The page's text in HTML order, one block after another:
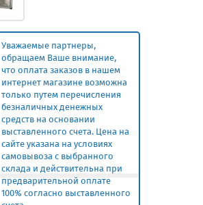
Уважаемые партнеры,
обращаем Ваше внимание,
что оплата заказов в нашем
интернет магазине возможна
только путем перечисления
безналичных денежных
средств на основании
выставленного счета. Цена на
сайте указана на условиях
самовывоза с выбранного
склада и действительна при
предварительной оплате
100% согласно выставленного